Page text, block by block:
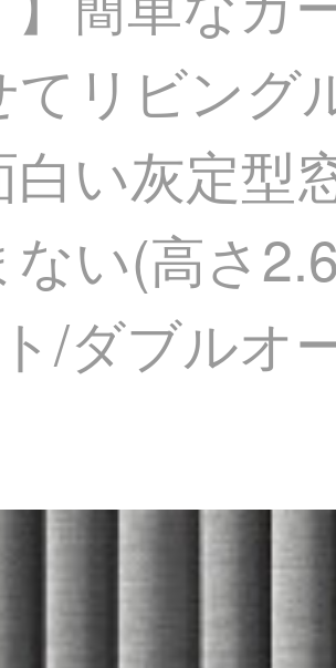
リビング
い灰定型
い(高さ
/ダブルオ